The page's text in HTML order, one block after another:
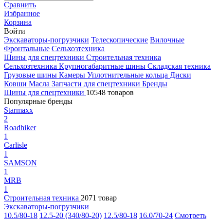
Сравнить
Избранное
Корзина
Войти
Экскаваторы-погрузчики Телескопические Вилочные
Фронтальные Сельхозтехника
Шины для спецтехники Строительная техника
Сельхозтехника Крупногабаритные шины Складская техника
Грузовые шины Камеры Уплотнительные кольца Диски
Ковши Масла Запчасти для спецтехники Бренды
Шины для спецтехники 10548 товаров
Популярные бренды
Starmaxx
2
Roadhiker
1
Carlisle
1
SAMSON
1
MRB
1
Строительная техника 2071 товар
Экскаваторы-погрузчики
10.5/80-18 12.5-20 (340/80-20) 12.5/80-18 16.0/70-24 Смотреть